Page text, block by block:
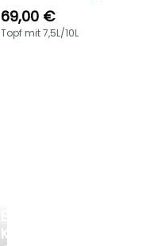
KÜHLE
69,00 €
Topf mit 7,5L/10L